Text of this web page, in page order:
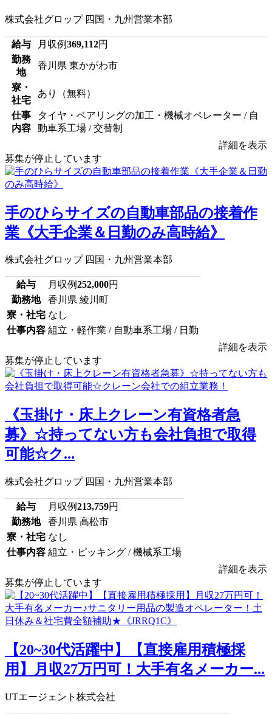
株式会社グロップ 四国・九州営業本部
給与 月収例369,112円
勤務
地
香川県 東かがわ市
寮・
社宅
あり（無料）
仕事
内容
タイヤ・ベアリングの加工・機械オペレーター / 自
動車系工場 / 交替制
詳細を表示
募集が停止しています
手のひらサイズの自動車部品の接着作
業《大手企業＆日勤のみ高時給》
株式会社グロップ 四国・九州営業本部
給与 月収例252,000円
勤務地
香川県 綾川町
寮・社宅 なし
仕事内容 組立・軽作業 / 自動車系工場 / 日勤
詳細を表示
募集が停止しています
《玉掛け・床上クレーン有資格者急
募》☆持ってない方も会社負担で取得
可能☆ク...
株式会社グロップ 四国・九州営業本部
給与 月収例213,759円
勤務地
香川県 高松市
寮・社宅 なし
仕事内容 組立・ピッキング / 機械系工場
詳細を表示
募集が停止しています
【20~30代活躍中】【直接雇用積極採
用】月収27万円可！大手有名メーカー...
UTエージェント株式会社